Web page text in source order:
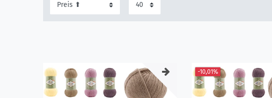
-10,01%